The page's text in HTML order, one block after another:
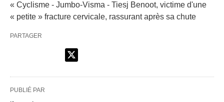
« Cyclisme - Jumbo-Visma - Tiesj Benoot, victime d'une
« petite » fracture cervicale, rassurant après sa chute
PARTAGER
PUBLIÉ PAR